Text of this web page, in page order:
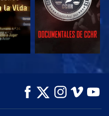
EXPLORA LAS
SERIES